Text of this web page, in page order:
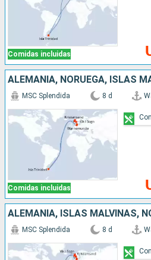
Comidas incluidas
Comidas incluidas
MSC Splendida 8 d
MSC Splendida 8 d